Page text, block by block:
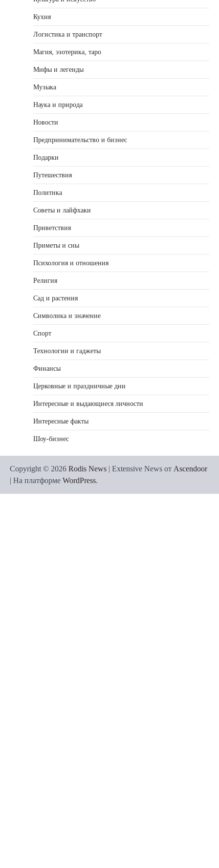
Кухня
Логистика и транспорт
Магия, эзотерика, таро
Мифы и легенды
Музыка
Наука и природа
Новости
Предпринимательство и бизнес
Подарки
Путешествия
Политика
Советы и лайфхаки
Приветствия
Приметы и сны
Психология и отношения
Религия
Сад и растения
Символика и значение
Спорт
Технологии и гаджеты
Финансы
Церковные и праздничные дни
Интересные и выдающиеся личности
Интересные факты
Шоу-бизнес
Copyright © 2026 Rodis News | Extensive News от Ascendoor
| На платформе WordPress.